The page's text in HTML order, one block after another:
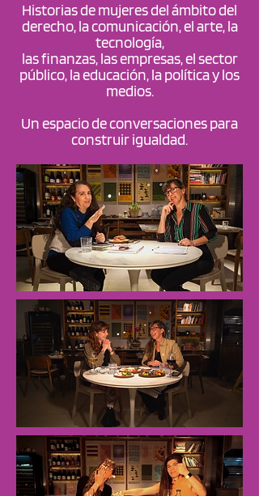
Historias de mujeres del ámbito del
derecho, la comunicación, el arte, la
tecnología,
las finanzas, las empresas, el sector
público, la educación, la política y los
medios.
Un espacio de conversaciones para
construir igualdad.